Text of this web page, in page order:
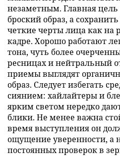
незаметным. Главная цель
броский образ, а
четкие черты лица как на
кадре. Хорошо работают
тона, чуть более
ресницах и нейтральный
приемы выглядят
образ. Следует избегать
сиянием: хайлайтеры и
ярким светом нередко
блики. Не менее важна
время выступления он
ощущение уверенности, а
постоянных проверок в